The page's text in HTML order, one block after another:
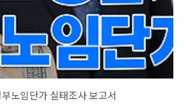
노임단가 실태조사 보고서